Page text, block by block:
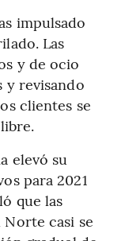
impulsado
Las
y de ocio
y revisando
clientes se
elevó su
para 2021
que las
casi se